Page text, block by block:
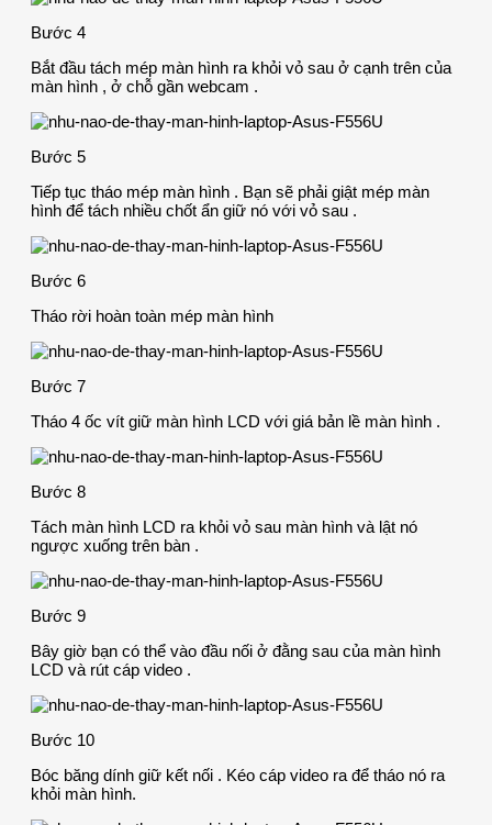
Bước 4
Bắt đầu tách mép màn hình ra khỏi vỏ sau ở cạnh trên của
màn hình , ở chỗ gần webcam .
Bước 5
Tiếp tục tháo mép màn hình . Bạn sẽ phải giật mép màn
hình để tách nhiều chốt ẩn giữ nó với vỏ sau .
Bước 6
Tháo rời hoàn toàn mép màn hình
Bước 7
Tháo 4 ốc vít giữ màn hình LCD với giá bản lề màn hình .
Bước 8
Tách màn hình LCD ra khỏi vỏ sau màn hình và lật nó
ngược xuống trên bàn .
Bước 9
Bây giờ bạn có thể vào đầu nối ở đằng sau của màn hình
LCD và rút cáp video .
Bước 10
Bóc băng dính giữ kết nối . Kéo cáp video ra để tháo nó ra
khỏi màn hình.